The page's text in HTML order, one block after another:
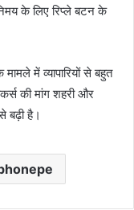
के लिए रिप्ले बटन के
में व्यापारियों से बहुत
की मांग शहरी और
बढ़ी है।